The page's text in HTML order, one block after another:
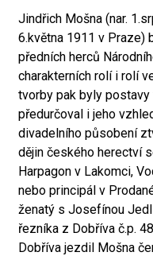
Jindřich Mošna (nar.
6.května 1911 v Praze)
předních herců
charakterních rolí i rolí
tvorby pak byly
předurčoval i jeho
divadelního působení
dějin českého herectví
Harpagon v Lakomci,
nebo principál v
ženatý s Josefínou
řezníka z Dobříva č.p.
Dobříva jezdil Mošna